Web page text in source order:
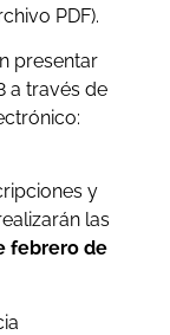
PDF).
presentar
a través de
y
las
febrero de